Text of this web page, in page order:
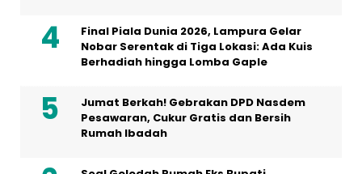
Final Piala Dunia 2026, Lampura Gelar
Nobar Serentak di Tiga Lokasi: Ada Kuis
Berhadiah hingga Lomba Gaple
Jumat Berkah! Gebrakan DPD Nasdem
Pesawaran, Cukur Gratis dan Bersih
Rumah Ibadah